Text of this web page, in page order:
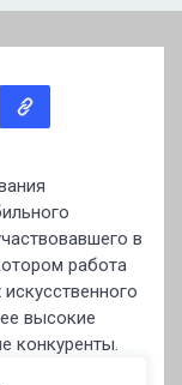
в
работа
высокие
конкуренты.